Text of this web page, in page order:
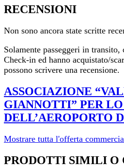
RECENSIONI
Non sono ancora state scritte
Solamente passeggeri in
Check-in ed hanno acquistato/
possono scrivere una recensione.
ASSOCIAZIONE
GIANNOTTI” PER
DELL’AEROPORTO
Mostrare tutta l'offerta
PRODOTTI SIMILI O